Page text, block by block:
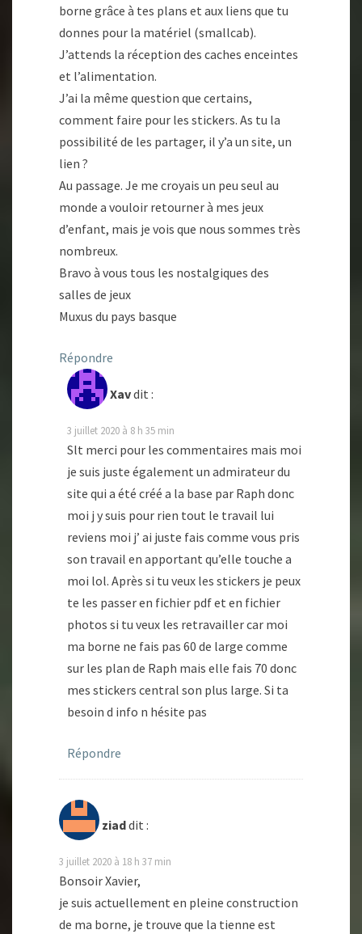
borne grâce à tes plans et aux liens que tu
donnes pour la matériel (smallcab).
J’attends la réception des caches enceintes
et l’alimentation.
J’ai la même question que certains,
comment faire pour les stickers. As tu la
possibilité de les partager, il y’a un site, un
lien ?
Au passage. Je me croyais un peu seul au
monde a vouloir retourner à mes jeux
d’enfant, mais je vois que nous sommes très
nombreux.
Bravo à vous tous les nostalgiques des
salles de jeux
Muxus du pays basque
Répondre
Xavdit :
3 juillet 2020 à 8 h 35 min
Slt merci pour les commentaires mais moi
je suis juste également un admirateur du
site qui a été créé a la base par Raph donc
moi j y suis pour rien tout le travail lui
reviens moi j’ ai juste fais comme vous pris
son travail en apportant qu’elle touche a
moi lol. Après si tu veux les stickers je peux
te les passer en fichier pdf et en fichier
photos si tu veux les retravailler car moi
ma borne ne fais pas 60 de large comme
sur les plan de Raph mais elle fais 70 donc
mes stickers central son plus large. Si ta
besoin d info n hésite pas
Répondre
ziaddit :
3 juillet 2020 à 18 h 37 min
Bonsoir Xavier,
je suis actuellement en pleine construction
de ma borne, je trouve que la tienne est